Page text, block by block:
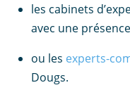
les cabinets
avec une
ou les experts-
Dougs.